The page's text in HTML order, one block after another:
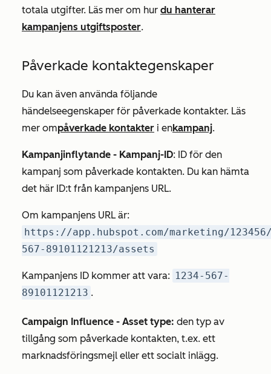
totala utgifter. Läs mer om hur du hanterar
kampanjens utgiftsposter.
Påverkade kontaktegenskaper
Du kan även använda följande
händelseegenskaper för påverkade kontakter. Läs
mer ompåverkade kontakter i enkampanj.
Kampanjinflytande - Kampanj-ID: ID för den
kampanj som påverkade kontakten. Du kan hämta
det här ID:t från kampanjens URL.
Om kampanjens URL är:
https://app.hubspot.com/marketing/123456/
567-89101121213/assets
Kampanjens ID kommer att vara: 1234-567-
89101121213 .
Campaign Influence - Asset type: den typ av
tillgång som påverkade kontakten, t.ex. ett
marknadsföringsmejl eller ett socialt inlägg.